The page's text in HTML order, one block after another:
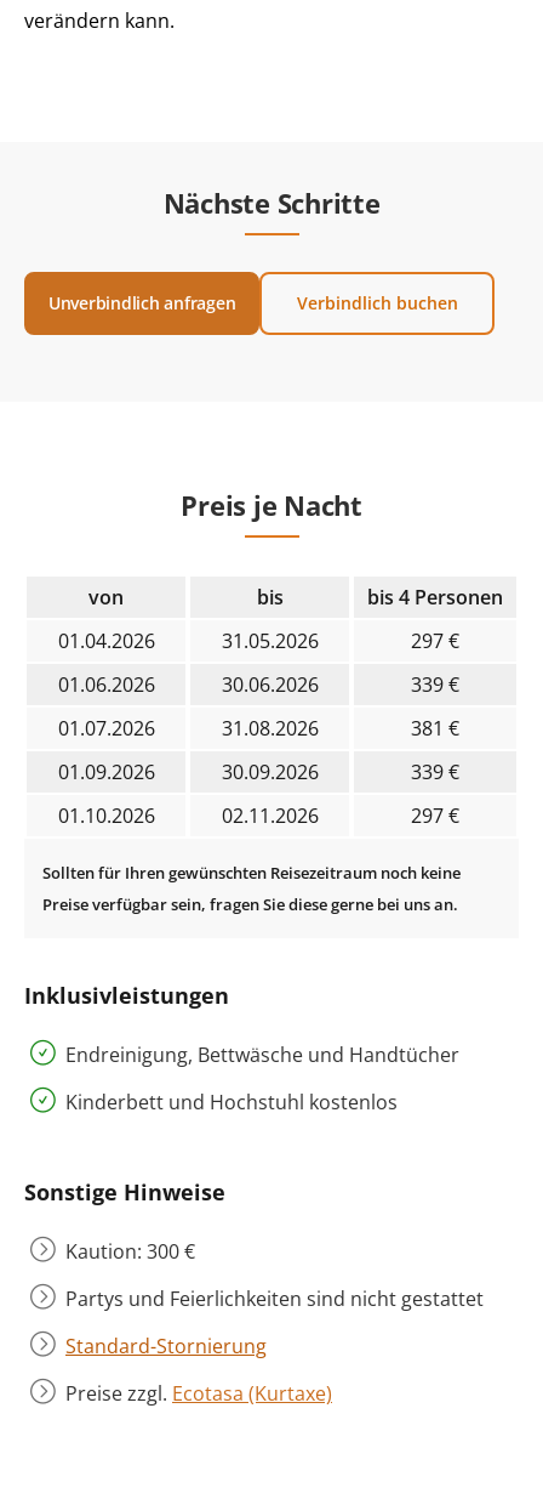
verändern kann.
Nächste Schritte
Unverbindlich anfragen Verbindlich buchen
Preis je Nacht
von bis
bis 4 Personen
01.04.2026
31.05.2026
297 €
01.06.2026
30.06.2026
339 €
01.07.2026
31.08.2026
381 €
01.09.2026
30.09.2026
339 €
01.10.2026
02.11.2026 297 €
Inklusivleistungen
Endreinigung, Bettwäsche und Handtücher
Kinderbett und Hochstuhl kostenlos
Sonstige Hinweise
Kaution: 300 €
Partys und Feierlichkeiten sind nicht gestattet
Standard-Stornierung
Preise zzgl. Ecotasa (Kurtaxe)